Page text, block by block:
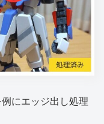
にエッジ出し処理